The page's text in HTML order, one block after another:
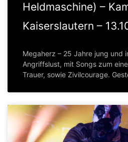
Heldmaschine) –
Kaiserslautern –
Megaherz – 25 Jahre jung und
Angriffslust, mit Songs zum
Trauer, sowie Zivilcourage.